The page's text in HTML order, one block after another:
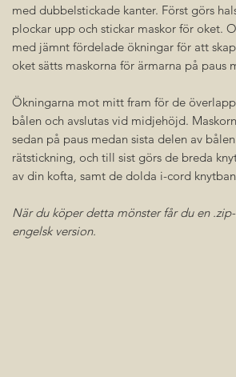
med dubbelstickade kanter. Först görs
plockar upp och stickar maskor för oket.
med jämnt fördelade ökningar för att
oket sätts maskorna för ärmarna på paus
Ökningarna mot mitt fram för de
bålen och avslutas vid midjehöjd.
sedan på paus medan sista delen av
rätstickning, och till sist görs de breda
av din kofta, samt de dolda i-cord
När du köper detta mönster får du en
engelsk version.